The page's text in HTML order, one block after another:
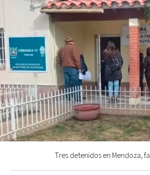
Tres detenidos en Mendoza,